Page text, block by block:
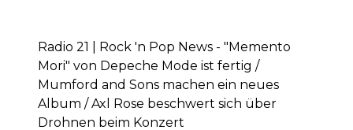
Radio 21 | Rock 'n Pop News - "Memento
Mori" von Depeche Mode ist fertig /
Mumford and Sons machen ein neues
Album / Axl Rose beschwert sich über
Drohnen beim Konzert